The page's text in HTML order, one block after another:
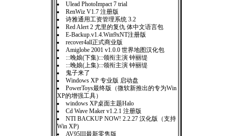
Ulead PhotoImpact 7 trial
RenWiz V1.7 注册版
诗雅通用工资管理系统 3.2
Red Alert 2 尤里的复仇 体中文语言包
E-Backup.v1.4.Win9xNT注册版
recover4all正式商业版
Amiglobe 2001 v1.0.0 世界地图汉化包
:::晚娘(下集):::领衔主演 钟丽缇
:::晚娘(上集):::领衔主演 钟丽缇
鬼子来了
Windows XP 专业版 启动盘
PowerToys最终版（微软新推出的专为Win
XP的增强工具）
windows XP桌面主题Halo
Cd Wave Maker v1.2.1 注册版
NTI BACKUP NOW! 2.2.27 汉化版（支持
Win XP)
AV95III最新零售版